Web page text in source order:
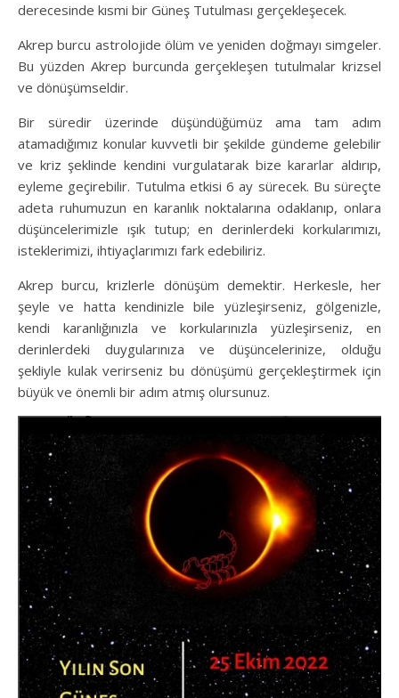
derecesinde kısmi bir Güneş Tutulması gerçekleşecek.
Akrep burcu astrolojide ölüm ve yeniden doğmayı simgeler.
Bu yüzden Akrep burcunda gerçekleşen tutulmalar krizsel
ve dönüşümseldir.
Bir süredir üzerinde düşündüğümüz ama tam adım
atamadığımız konular kuvvetli bir şekilde gündeme gelebilir
ve kriz şeklinde kendini vurgulatarak bize kararlar aldırıp,
eyleme geçirebilir. Tutulma etkisi 6 ay sürecek. Bu süreçte
adeta ruhumuzun en karanlık noktalarına odaklanıp, onlara
düşüncelerimizle ışık tutup; en derinlerdeki korkularımızı,
isteklerimizi, ihtiyaçlarımızı fark edebiliriz.
Akrep burcu, krizlerle dönüşüm demektir. Herkesle, her
şeyle ve hatta kendinizle bile yüzleşirseniz, gölgenizle,
kendi karanlığınızla ve korkularınızla yüzleşirseniz, en
derinlerdeki duygularınıza ve düşüncelerinize, olduğu
şekliyle kulak verirseniz bu dönüşümü gerçekleştirmek için
büyük ve önemli bir adım atmış olursunuz.